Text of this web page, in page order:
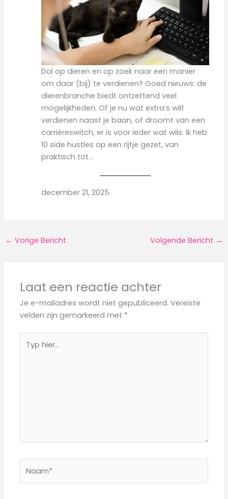
Dol op dieren en op zoek naar een manier
om daar (bij) te verdienen? Goed nieuws: de
dierenbranche biedt ontzettend veel
mogelijkheden. Of je nu wat extra’s wilt
verdienen naast je baan, of droomt van een
carrièreswitch, er is voor ieder wat wils. Ik heb
10 side hustles op een rijtje gezet, van
praktisch tot…
december 21, 2025
← Vorige Bericht Volgende Bericht →
Laat een reactie achter
Je e-mailadres wordt niet gepubliceerd. Vereiste
velden zijn gemarkeerd met *
hier...